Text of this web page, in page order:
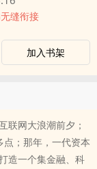
缝衔接
加入书架
联网大浪潮前夕；
；那年，一代资本
造一个集金融、科